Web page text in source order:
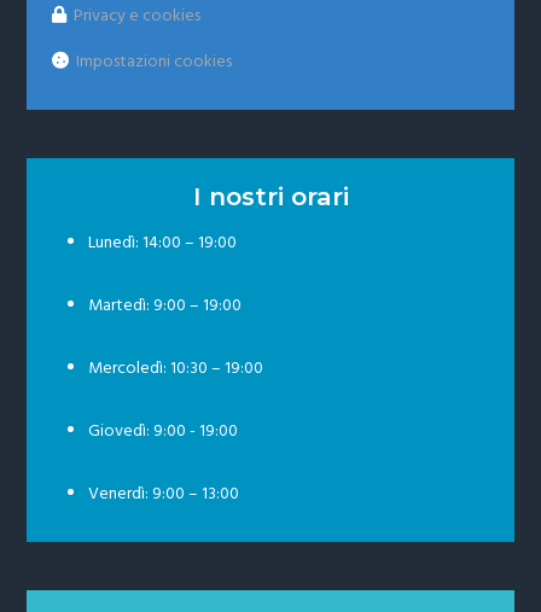
Privacy e cookies
Impostazioni cookies
I nostri orari
Lunedì: 14:00 – 19:00
Martedì: 9:00 – 19:00
Mercoledì: 10:30 – 19:00
Giovedì: 9:00 - 19:00
Venerdì: 9:00 – 13:00